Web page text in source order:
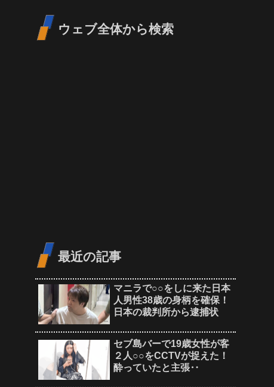
ウェブ全体から検索
最近の記事
マニラで○○をしに来た日本
人男性38歳の身柄を確保！
日本の裁判所から逮捕状
セブ島バーで19歳女性が客
２人○○をCCTVが捉えた！
酔っていたと主張‥